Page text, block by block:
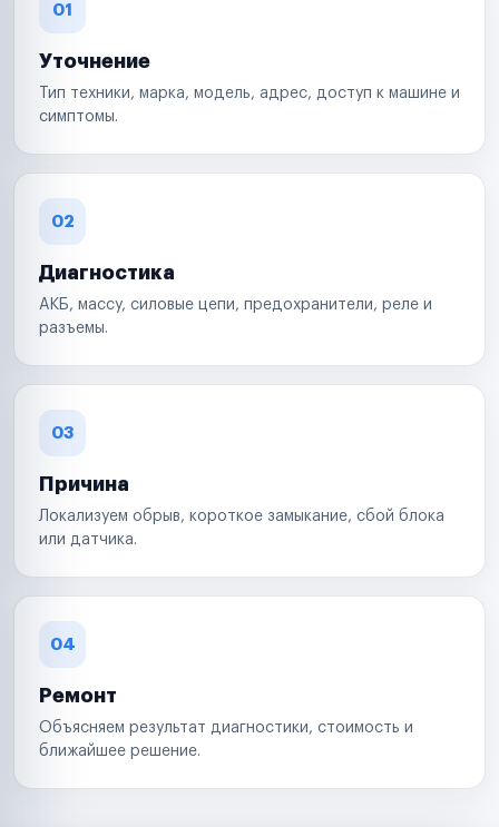
01
Уточнение
Тип техники, марка, модель, адрес, доступ к машине и
симптомы.
02
Диагностика
АКБ, массу, силовые цепи, предохранители, реле и
разъемы.
03
Причина
Локализуем обрыв, короткое замыкание, сбой блока
или датчика.
04
Ремонт
Объясняем результат диагностики, стоимость и
ближайшее решение.